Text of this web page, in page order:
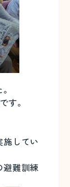
す。
してい
避難訓練